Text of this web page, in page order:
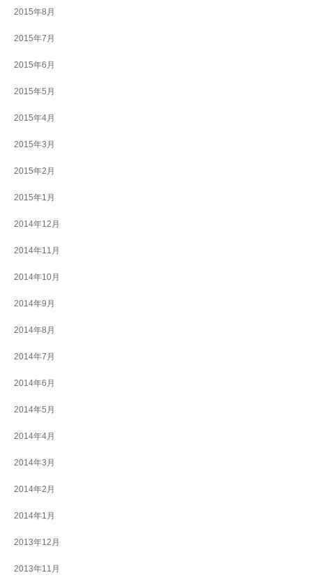
2015年8月
2015年7月
2015年6月
2015年5月
2015年4月
2015年3月
2015年2月
2015年1月
2014年12月
2014年11月
2014年10月
2014年9月
2014年8月
2014年7月
2014年6月
2014年5月
2014年4月
2014年3月
2014年2月
2014年1月
2013年12月
2013年11月